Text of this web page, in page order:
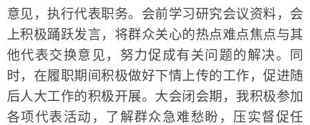
意见，执行代表职务。会前学习研究会议资料，会
上积极踊跃发言，将群众关心的热点难点焦点与其
他代表交换意见，努力促成有关问题的解决。同
时，在履职期间积极做好下情上传的工作，促进随
后人大工作的积极开展。大会闭会期，我积极参加
各项代表活动，了解群众急难愁盼，压实督促任